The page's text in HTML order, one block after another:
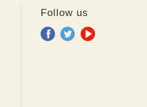
Follow us